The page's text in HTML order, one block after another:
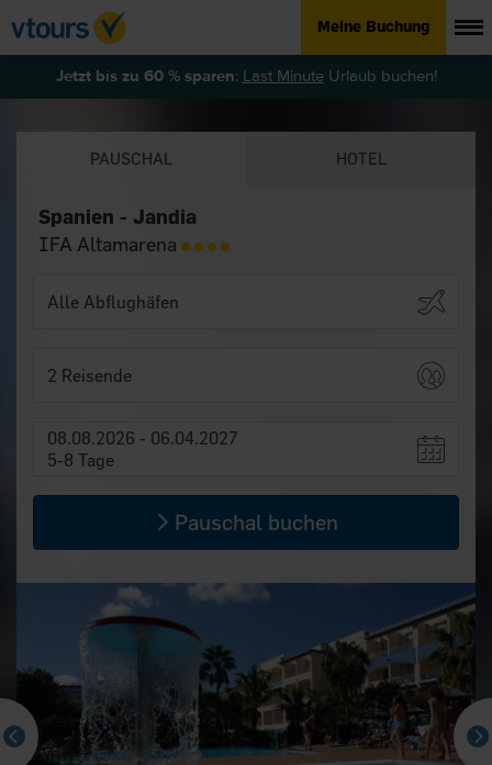
Meine Buchung
Jetzt bis zu 60 % sparen: Last MinuteUrlaub buchen!
PAUSCHAL HOTEL
Spanien - Jandia
IFA Altamarena
2 Reisende
08.08.2026 - 06.04.2027
5-8 Tage
Pauschal buchen